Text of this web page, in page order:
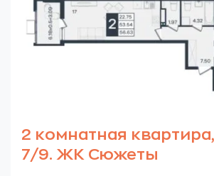
2 комнатная
7/9. ЖК Сюжеты